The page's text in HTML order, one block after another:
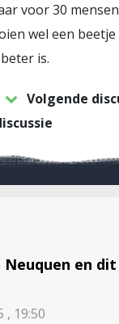
voor 30
wel een beetje
is.
Volgende
Neuquen en
, 19:50